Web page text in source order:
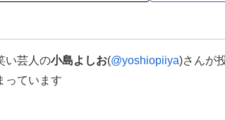
い芸人の小島よしお(@yoshiopiiya)さんが
っています